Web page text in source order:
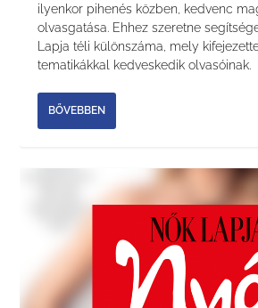
ilyenkor pihenés közben, kedvenc
olvasgatása. Ehhez szeretne
Lapja téli különszáma, mely
tematikákkal kedveskedik olvasóinak.
BŐVEBBEN